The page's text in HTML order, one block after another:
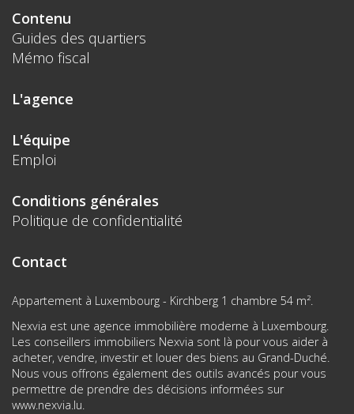
Contenu
Guides des quartiers
Mémo fiscal
L'agence
L'équipe
Emploi
Conditions générales
Politique de confidentialité
Contact
Appartement à Luxembourg - Kirchberg 1 chambre 54 m².
Nexvia est une agence immobilière moderne à Luxembourg.
Les conseillers immobiliers Nexvia sont là pour vous aider à
acheter, vendre, investir et louer des biens au Grand-Duché.
Nous vous offrons également des outils avancés pour vous
permettre de prendre des décisions informées sur
www.nexvia.lu.